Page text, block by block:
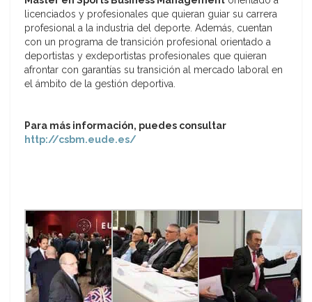
licenciados y profesionales que quieran guiar su carrera
profesional a la industria del deporte. Además, cuentan
con un programa de transición profesional orientado a
deportistas y exdeportistas profesionales que quieran
afrontar con garantías su transición al mercado laboral en
el ámbito de la gestión deportiva.
Para más información, puedes consultar
http://csbm.eude.es/